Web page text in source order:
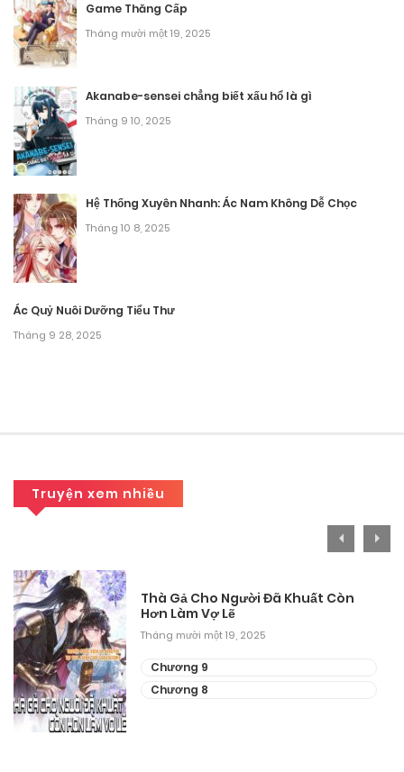
Tháng 9 25, 2025
Chương 191
Chương 190
Tháng 9 25, 2025
Chương 189
Tháng 9 25, 2025
Chương 188
Tháng 9 25, 2025
Chương 187
Chương 185
Chương 184
Tháng 9 25, 2025
Chương 183
Tháng 9 25, 2025
Chương 182
Game Thăng Cấp
Tháng mười một 19, 2025
Akanabe-sensei chẳng biết xấu hổ là gì
Tháng 9 10, 2025
Hệ Thống Xuyên Nhanh: Ác Nam Không Dễ Chọc
Tháng 10 8, 2025
Ác Quỷ Nuôi Dưỡng Tiểu Thư
Tháng 9 28, 2025
Truyện xem nhiều
Thà Gả Cho Người Đã Khuất Còn
Hơn Làm Vợ Lẽ
Tháng mười một 19, 2025
Chương 9
Chương 8